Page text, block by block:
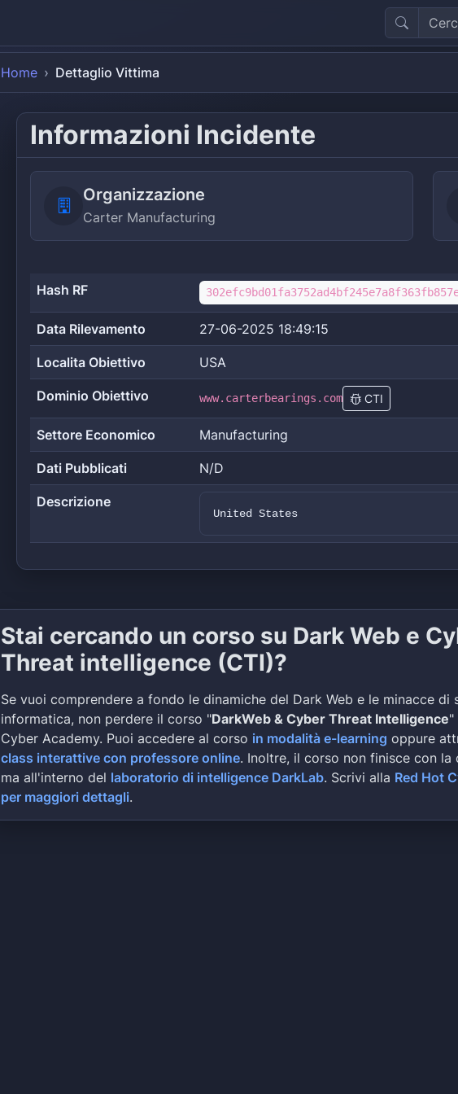
Home Dettaglio Vittima
Informazioni Incidente
Organizzazione
Carter Manufacturing
Hash RF
Data Rilevamento 27-06-2025 18:49:15
Localita Obiettivo USA
Dominio Obiettivo www.carterbearings.com CTI
Settore Economico Manufacturing
Dati Pubblicati N/D
Descrizione
United States
Stai cercando un corso su Dark Web e
Threat intelligence (CTI)?
Se vuoi comprendere a fondo le dinamiche del Dark Web e le minacce di
informatica, non perdere il corso "DarkWeb & Cyber Threat Intelligence"
Cyber Academy. Puoi accedere al corso in modalità e-learning oppure
class interattive con professore online. Inoltre, il corso non finisce con la
ma all'interno del laboratorio di intelligence DarkLab. Scrivi alla Red Hot
per maggiori dettagli.